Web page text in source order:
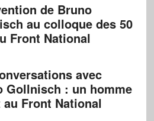
de Bruno
au colloque des 50
Front National
avec
Gollnisch : un homme
au Front National